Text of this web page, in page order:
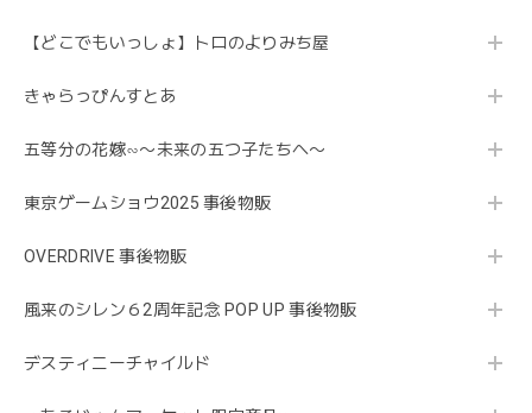
【どこでもいっしょ】トロのよりみち屋
きゃらっぴんすとあ
五等分の花嫁∽〜未来の五つ子たちへ〜
東京ゲームショウ2025 事後物販
OVERDRIVE 事後物販
風来のシレン６2周年記念 POP UP 事後物販
デスティニーチャイルド